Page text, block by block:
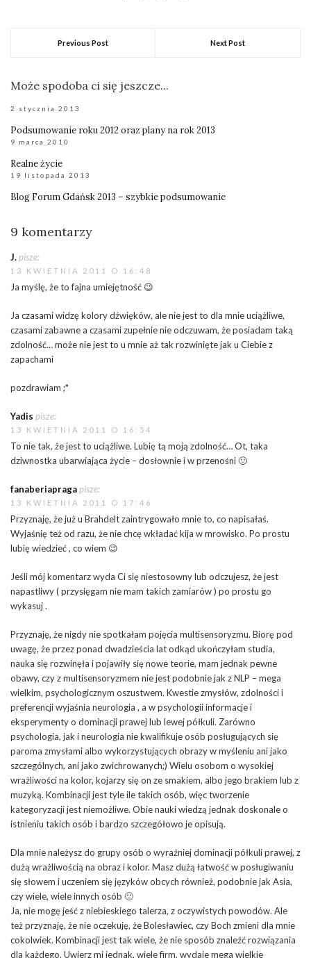
Previous Post Next Post
Może spodoba ci się jeszcze...
2 stycznia 2013
Podsumowanie roku 2012 oraz plany na rok 2013
9 marca 2010
Realne życie
19 listopada 2013
Blog Forum Gdańsk 2013 – szybkie podsumowanie
9 komentarzy
J.pisze:
13 KWIETNIA 2011 O 16:48
Ja myślę, że to fajna umiejętność 😉
Ja czasami widzę kolory dźwięków, ale nie jest to dla mnie uciążliwe,
czasami zabawne a czasami zupełnie nie odczuwam, że posiadam taką
zdolność… może nie jest to u mnie aż tak rozwinięte jak u Ciebie z
zapachami
pozdrawiam ;*
Yadis pisze:
13 KWIETNIA 2011 O 16:54
To nie tak, że jest to uciążliwe. Lubię tą moją zdolność… Ot, taka
dziwnostka ubarwiająca życie – dosłownie i w przenośni 🙂
fanaberiapragapisze:
13 KWIETNIA 2011 O 17:46
Przyznaję, że już u Brahdelt zaintrygowało mnie to, co napisałaś.
Wyjaśnię też od razu, że nie chcę wkładać kija w mrowisko. Po prostu
lubię wiedzieć , co wiem 😉
Jeśli mój komentarz wyda Ci się niestosowny lub odczujesz, że jest
napastliwy ( przysięgam nie mam takich zamiarów ) po prostu go
wykasuj .
Przyznaję, że nigdy nie spotkałam pojęcia multisensoryzmu. Biorę pod
uwagę, że przez ponad dwadzieścia lat odkąd ukończyłam studia,
nauka się rozwinęła i pojawiły się nowe teorie, mam jednak pewne
obawy, czy z multisensoryzmem nie jest podobnie jak z NLP – mega
wielkim, psychologicznym oszustwem. Kwestie zmysłów, zdolności i
preferencji wyjaśnia neurologia , a w psychologii informacje i
eksperymenty o dominacji prawej lub lewej półkuli. Zarówno
psychologia, jak i neurologia nie kwalifikuje osób posługujących się
paroma zmysłami albo wykorzystujących obrazy w myśleniu ani jako
szczególnych, ani jako zwichrowanych;) Wielu osobom o wysokiej
wrażliwości na kolor, kojarzy się on ze smakiem, albo jego brakiem lub z
muzyką. Kombinacji jest tyle ile takich osób, więc tworzenie
kategoryzacji jest niemożliwe. Obie nauki wiedzą jednak doskonale o
istnieniu takich osób i bardzo szczegółowo je opisują.
Dla mnie należysz do grupy osób o wyraźniej dominacji półkuli prawej, z
dużą wrażliwością na obraz i kolor. Masz dużą łatwość w posługiwaniu
się słowem i uczeniem się języków obcych również, podobnie jak Asia,
czy wiele, wiele innych osób 🙂
Ja, nie mogę jeść z niebieskiego talerza, z oczywistych powodów. Ale
też przyznaję, że nie oczekuję, że Bolesławiec, czy Boch zmieni dla mnie
cokolwiek. Kombinacji jest tak wiele, że nie sposób znaleźć rozwiązania
dla każdego. Uwierz mi jednak, wiele firm, wydaje mega wielkie